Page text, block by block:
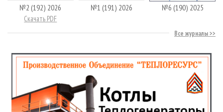
№2 (192) 2026
Скачать PDF
№1 (191) 2026 №6 (190) 2025
Все журналы